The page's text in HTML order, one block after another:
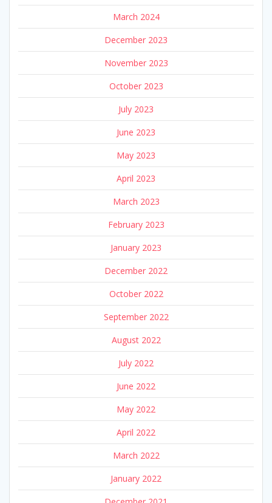
March 2024
December 2023
November 2023
October 2023
July 2023
June 2023
May 2023
April 2023
March 2023
February 2023
January 2023
December 2022
October 2022
September 2022
August 2022
July 2022
June 2022
May 2022
April 2022
March 2022
January 2022